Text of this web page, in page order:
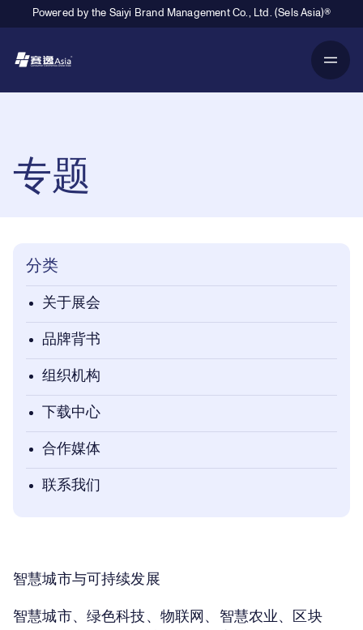
Powered by the Saiyi Brand Management Co., Ltd. (Sels Asia)®
专题
分类
关于展会
品牌背书
组织机构
下载中心
合作媒体
联系我们
智慧城市与可持续发展
智慧城市、绿色科技、物联网、智慧农业、区块